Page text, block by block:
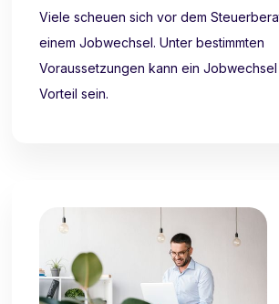
Viele scheuen sich vor dem
einem Jobwechsel. Unter bestimmten
Voraussetzungen kann ein
Vorteil sein.